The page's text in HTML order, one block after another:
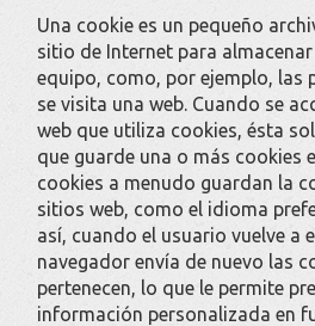
Una cookie es un pequeño
sitio de Internet para
equipo, como, por ejemplo, las
se visita una web. Cuando se
web que utiliza cookies, ésta
que guarde una o más cookies
cookies a menudo guardan la
sitios web, como el idioma
así, cuando el usuario vuelve a
navegador envía de nuevo las
pertenecen, lo que le permite
información personalizada en